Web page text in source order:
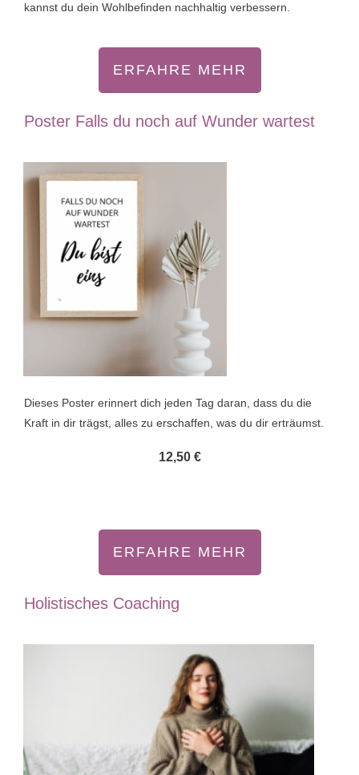
kannst du dein Wohlbefinden nachhaltig verbessern.
ERFAHRE MEHR
Poster Falls du noch auf Wunder wartest
Dieses Poster erinnert dich jeden Tag daran, dass du die
Kraft in dir trägst, alles zu erschaffen, was du dir erträumst.
12,50 €
ERFAHRE MEHR
Holistisches Coaching